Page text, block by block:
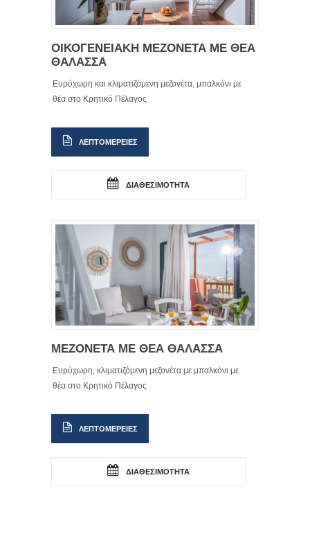
ΟΙΚΟΓΕΝΕΙΑΚΗ ΜΕΖΟΝΕΤΑ ΜΕ ΘΕΑ
ΘΑΛΑΣΣΑ
Ευρύχωρη και κλιματιζόμενη μεζονέτα, μπαλκόνι με
θέα στο Κρητικό Πέλαγος
ΛΕΠΤΟΜΕΡΕΙΕΣ
ΔΙΑΘΕΣΙΜΟΤΗΤΑ
ΜΕΖΟΝΕΤΑ ΜΕ ΘΕΑ ΘΑΛΑΣΣΑ
Ευρύχωρη, κλιματιζόμενη μεζονέτα με μπαλκόνι με
θέα στο Κρητικό Πέλαγος
ΛΕΠΤΟΜΕΡΕΙΕΣ
ΔΙΑΘΕΣΙΜΟΤΗΤΑ